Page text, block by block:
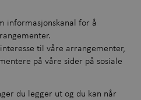
informasjonskanal for å
til våre arrangementer,
på våre sider på sosiale
du legger ut og du kan når